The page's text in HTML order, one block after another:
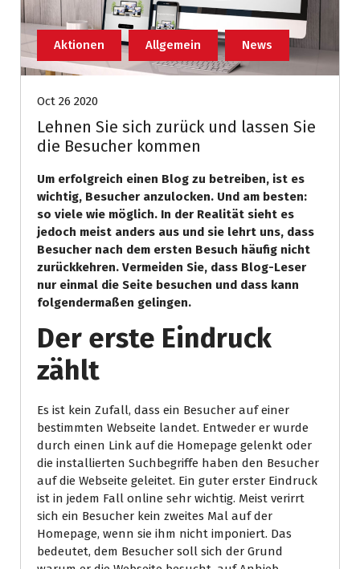
Aktionen Allgemein News
Oct 26 2020
Lehnen Sie sich zurück und lassen Sie
die Besucher kommen
Um erfolgreich einen Blog zu betreiben, ist es
wichtig, Besucher anzulocken. Und am besten:
so viele wie möglich. In der Realität sieht es
jedoch meist anders aus und sie lehrt uns, dass
Besucher nach dem ersten Besuch häufig nicht
zurückkehren. Vermeiden Sie, dass Blog-Leser
nur einmal die Seite besuchen und dass kann
folgendermaßen gelingen.
Der erste Eindruck
zählt
Es ist kein Zufall, dass ein Besucher auf einer
bestimmten Webseite landet. Entweder er wurde
durch einen Link auf die Homepage gelenkt oder
die installierten Suchbegriffe haben den Besucher
auf die Webseite geleitet. Ein guter erster Eindruck
ist in jedem Fall online sehr wichtig. Meist verirrt
sich ein Besucher kein zweites Mal auf der
Homepage, wenn sie ihm nicht imponiert. Das
bedeutet, dem Besucher soll sich der Grund